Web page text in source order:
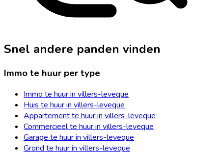
Snel andere panden vinden
Immo te huur per type
Immo te huur in villers-leveque
Huis te huur in villers-leveque
Appartement te huur in villers-leveque
Commercieel te huur in villers-leveque
Garage te huur in villers-leveque
Grond te huur in villers-leveque